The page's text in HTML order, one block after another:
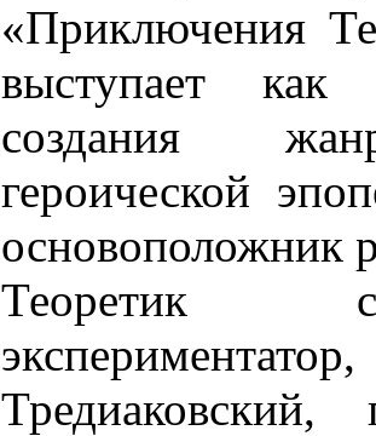
«Приключения
выступает
создания
героической
основоположник
Теоретик